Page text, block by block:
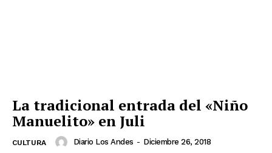
La tradicional entrada del «Niño
Manuelito» en Juli
CULTURA Diario Los Andes - Diciembre 26, 2018